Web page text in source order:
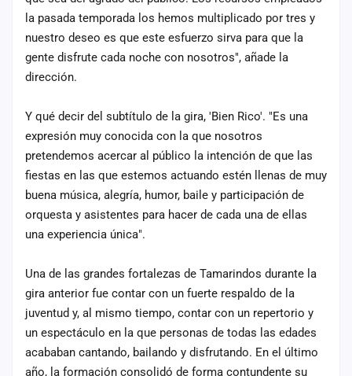
la pasada temporada los hemos multiplicado por tres y
nuestro deseo es que este esfuerzo sirva para que la
gente disfrute cada noche con nosotros", añade la
dirección.
Y qué decir del subtítulo de la gira, 'Bien Rico'. "Es una
expresión muy conocida con la que nosotros
pretendemos acercar al público la intención de que las
fiestas en las que estemos actuando estén llenas de muy
buena música, alegría, humor, baile y participación de
orquesta y asistentes para hacer de cada una de ellas
una experiencia única".
Una de las grandes fortalezas de Tamarindos durante la
gira anterior fue contar con un fuerte respaldo de la
juventud y, al mismo tiempo, contar con un repertorio y
un espectáculo en la que personas de todas las edades
acababan cantando, bailando y disfrutando. En el último
año, la formación consolidó de forma contundente su